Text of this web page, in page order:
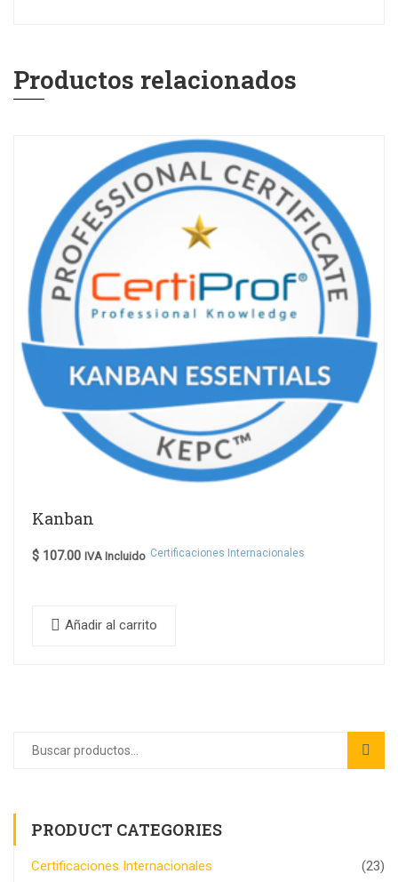
Productos relacionados
Kanban
$ 107.00 IVA Incluido Certificaciones Internacionales
Añadir al carrito
PRODUCT CATEGORIES
Certificaciones Internacionales
(23)